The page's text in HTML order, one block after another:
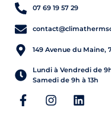
07 69 19 57 29
149 Avenue du Maine,
Lundi à Vendredi de
Samedi de 9h à 13h